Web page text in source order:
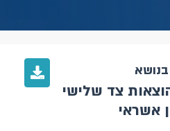
צד שלישי
אשראי